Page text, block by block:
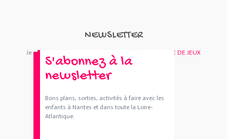
NEWSLETTER
Je m'abonne : Newsletter BOUTIQUE DE JEUX
S'abonnez à la
newsletter
Bons plans, sorties, activités à faire avec les
enfants à Nantes et dans toute la Loire-
Atlantique.